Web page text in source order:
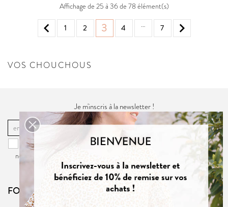
Affichage de 25 à 36 de 78 élément(s)
 1 2 3 4 … 7 
VOS CHOUCHOUS
Je m'inscris à la newsletter !
OK
Vous pouvez vous désinscrire à tout moment. Vous trouverez pour cela
nos informations de contact dans la
du site.
FOLLOW US